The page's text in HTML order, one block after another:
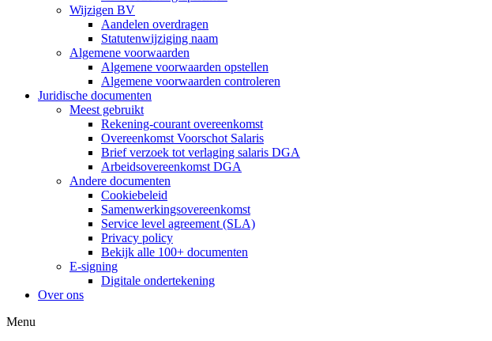
Wijzigen BV
Aandelen overdragen
Statutenwijziging naam
Algemene voorwaarden
Algemene voorwaarden opstellen
Algemene voorwaarden controleren
Juridische documenten
Meest gebruikt
Rekening-courant overeenkomst
Overeenkomst Voorschot Salaris
Brief verzoek tot verlaging salaris DGA
Arbeidsovereenkomst DGA
Andere documenten
Cookiebeleid
Samenwerkingsovereenkomst
Service level agreement (SLA)
Privacy policy
Bekijk alle 100+ documenten
E-signing
Digitale ondertekening
Over ons
Menu